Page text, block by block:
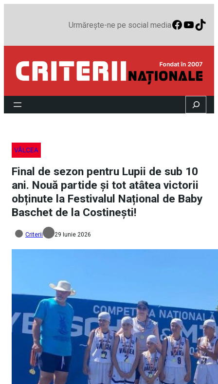
Urmărește-ne pe social media
Search
VÂLCEA
Final de sezon pentru Lupii de sub 10
ani. Nouă partide și tot atâtea victorii
obținute la Festivalul Național de Baby
Baschet de la Costinești!
Criterii 29 Iunie 2026